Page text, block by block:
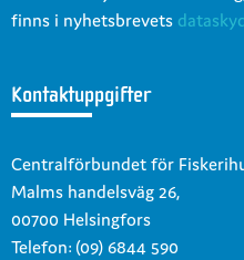
finns i nyhetsbrevets
Kontaktuppgifter
Centralförbundet för
Malms handelsväg 26,
00700 Helsingfors
Telefon: (09) 6844 590